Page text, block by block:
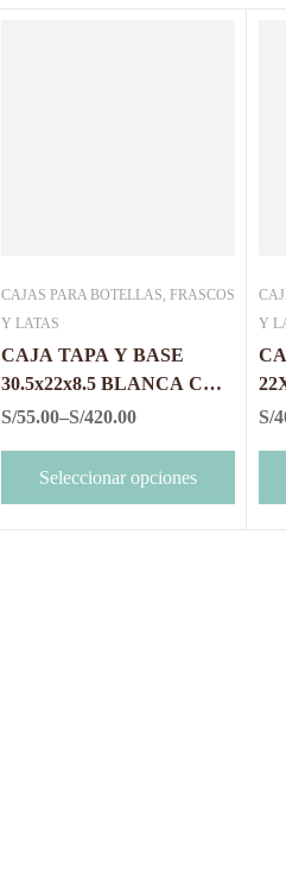
CAJAS PARA BOTELLAS, FRASCOS
Y LATAS
CAJA TAPA Y BASE
30.5x22x8.5 BLANCA CON
MICA
S/55.00–S/420.00
Seleccionar opciones
Y
S/